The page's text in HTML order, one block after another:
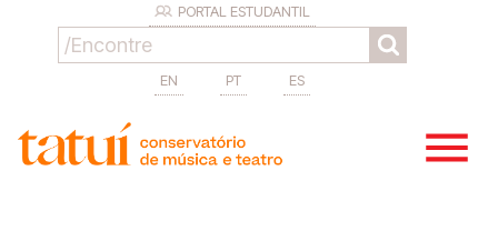
PORTAL ESTUDANTIL
EN PT ES